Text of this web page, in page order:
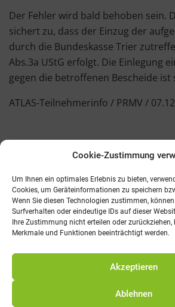
Cookie-Zustimmung
Um Ihnen ein optimales Erlebnis zu bieten,
Cookies, um Geräteinformationen zu speichern
Wenn Sie diesen Technologien zustimmen,
Surfverhalten oder eindeutige IDs auf dieser
Ihre Zustimmung nicht erteilen oder
Merkmale und Funktionen beeinträchtigt werden.
Akzeptieren
Ablehnen
Der Fehler wird bald behoben sein.
sichert zu, dass der Einzug der
durch die Bundeskasse Trier
Abs.3a UStG erfolgt. Die Einlegung
gegen die betroffenen Bescheide
ATLAS-Teilnehmerinfo / PRMV /
Kontakt AGB Fachmedien
Telefon: 0821 242800
E-Mail: info@promv.de
© 2021 Pro Management